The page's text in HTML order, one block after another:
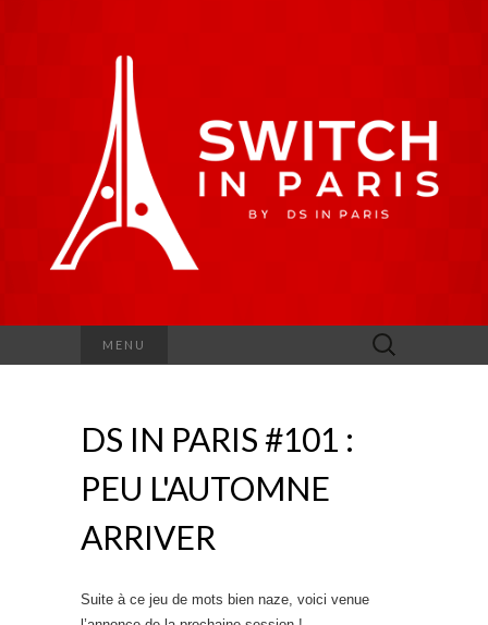
MENU Rechercher :
DS IN PARIS #101 :
PEU L'AUTOMNE
ARRIVER
Suite à ce jeu de mots bien naze, voici venue